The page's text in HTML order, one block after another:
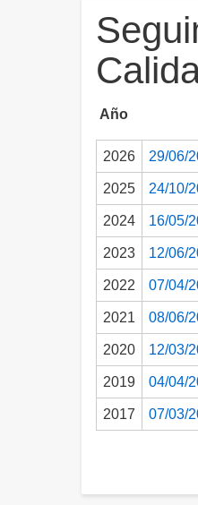
Año
2026 29/06/
2025 24/10/
2024 16/05/
2023 12/06/
2022 07/04/
2021 08/06/
2020 12/03/
2019 04/04/
2017 07/03/